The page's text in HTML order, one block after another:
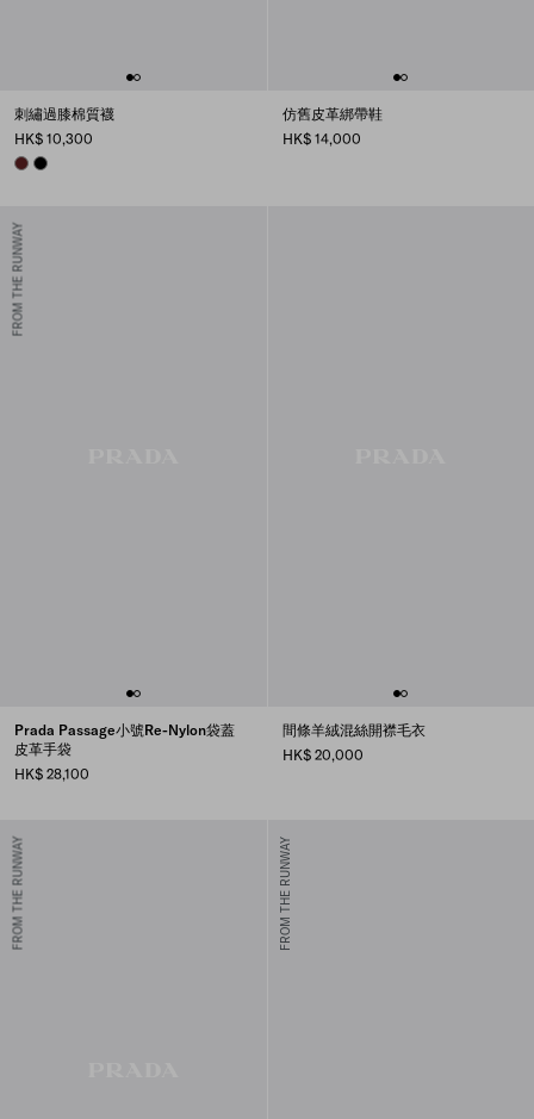
刺繡過膝棉質襪
HK$ 10,300
AMARANTH RED
BLACK
仿舊皮革綁帶鞋
HK$ 14,000
FROM THE RUNWAY
Prada Passage小號Re-Nylon袋蓋
皮革手袋
HK$ 28,100
間條羊絨混絲開襟毛衣
HK$ 20,000
FROM THE RUNWAY FROM THE RUNWAY